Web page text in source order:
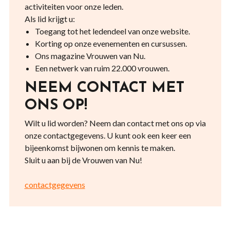
activiteiten voor onze leden.
Als lid krijgt u:
Toegang tot het ledendeel van onze website.
Korting op onze evenementen en cursussen.
Ons magazine Vrouwen van Nu.
Een netwerk van ruim 22.000 vrouwen.
NEEM CONTACT MET
ONS OP!
Wilt u lid worden? Neem dan contact met ons op via
onze contactgegevens. U kunt ook een keer een
bijeenkomst bijwonen om kennis te maken.
Sluit u aan bij de Vrouwen van Nu!
contactgegevens